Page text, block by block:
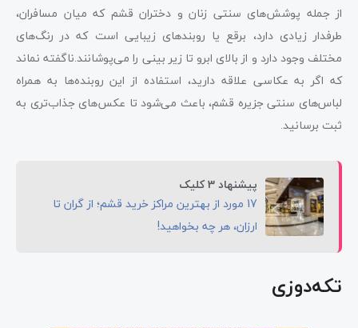
از جمله پوشش‌های سنتی زنان و دختران قشم که میان مسافران،
طرفدار زیادی دارد، برقع یا روبندهای زیبایی است که در رنگ‌های
مختلف وجود دارد و از بالای ابرو تا زیر بینی را می‌پوشانند.ناگفته نماند
که اگر به عکاسی علاقه دارید، استفاده از این روبنده‌ها به همراه
لباس‌های سنتی جزیره قشم، باعث می‌شود تا عکس‌های جذاب‌تری به
ثبت برسانید.
پیشنهاد 3 کلیک
17 مورد از بهترین مراکز خرید قشم؛ از گران تا
ارزان، هر چه بخواهید!
تکه‌دوزی